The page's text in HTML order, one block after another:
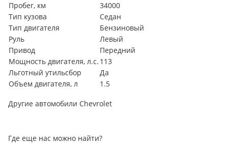
Пробег, км
34000
Тип кузова
Седан
Тип двигателя
Бензиновый
Руль
Левый
Привод
Передний
Мощность двигателя, л.с. 113
Льготный утильсбор
Да
Объем двигателя, л
1.5
Другие автомобили Chevrolet
Где еще нас можно найти?